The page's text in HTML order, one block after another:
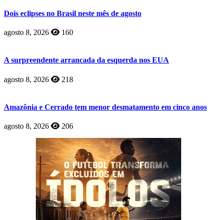
Dois eclipses no Brasil neste mês de agosto
agosto 8, 2026 160
A surpreendente arrancada da esquerda nos EUA
agosto 8, 2026 218
Amazônia e Cerrado tem menor desmatamento em cinco anos
agosto 8, 2026 206